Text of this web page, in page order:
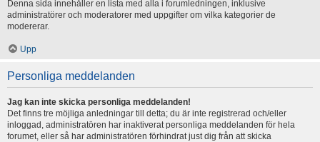
Denna sida innehåller en lista med alla i forumledningen, inklusive
administratörer och moderatorer med uppgifter om vilka kategorier de
modererar.
Upp
Personliga meddelanden
Jag kan inte skicka personliga meddelanden!
Det finns tre möjliga anledningar till detta; du är inte registrerad och/eller
inloggad, administratören har inaktiverat personliga meddelanden för hela
forumet, eller så har administratören förhindrat just dig från att skicka